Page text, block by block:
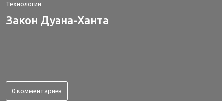
Технологии
Закон Дуана-Ханта
0 комментариев